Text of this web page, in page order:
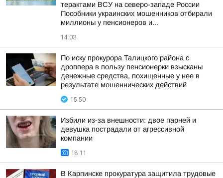
терактами ВСУ на северо-западе России
Пособники украинских мошенников отбирали
миллионы у пенсионеров и...
14:03
По иску прокурора Талицкого района с
дроппера в пользу пенсионерки взысканы
денежные средства, похищенные у нее в
результате мошеннических действий
15:50
Избили из-за внешности: двое парней и
девушка пострадали от агрессивной
компании
18:11
В Карпинске прокуратура защитила трудовые